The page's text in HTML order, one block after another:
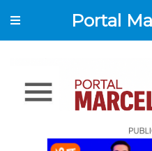
Portal